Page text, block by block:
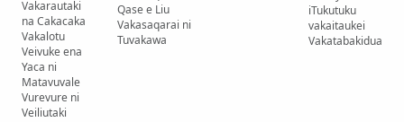
Vakarautaki
na Cakacaka
Vakalotu
Veivuke ena
Yaca ni
Matavuvale
Vurevure ni
Veiliutaki
Qase e Liu
Vakasaqarai ni
Tuvakawa
iTukutuku
vakaitaukei
Vakatabakidua